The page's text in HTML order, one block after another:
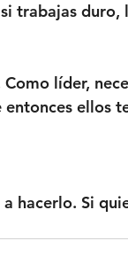
trabajas
líder,
ellos
hacerlo. Si